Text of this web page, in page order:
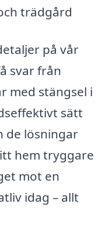
trädgård
på vår
svar från
med stängsel i
sätt
de lösningar
hem tryggare
mot en
idag – allt